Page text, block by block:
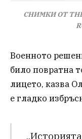
СНИМКИ ОТ THE
Военното
било повратна
лицето, казва
е гладко